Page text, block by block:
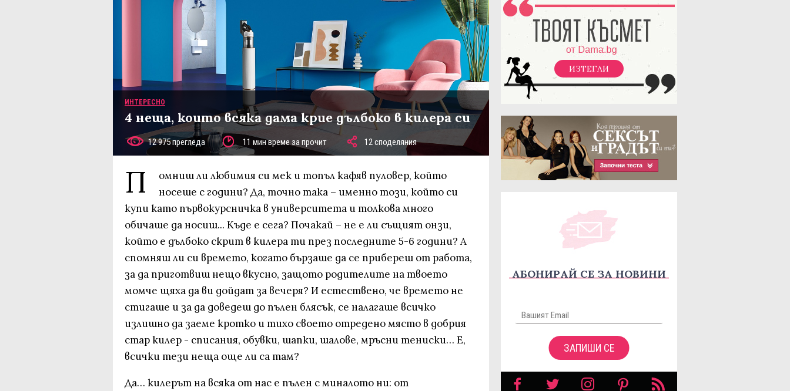
ИНТЕРЕСНО
4 неща, които всяка дама крие дълбоко в килера си
12 975 прегледа 11 мин време за прочит 12 споделяния
П
омниш ли любимия си мек и топъл кафяв пуловер, който
носеше с години? Да, точно така – именно този, който си
купи като първокурсничка в университета и толкова много
обичаше да носиш... Къде е сега? Почакай – не е ли същият онзи,
който е дълбоко скрит в килера ти през последните 5-6 години? А
спомняш ли си времето, когато бързаше да се прибереш от работа,
за да приготвиш нещо вкусно, защото родителите на твоето
момче щяха да ви дойдат за вечеря? И естествено, че времето не
стигаше и за да доведеш до пълен блясък, се налагаше всичко
излишно да заеме кротко и тихо своето отредено място в добрия
стар килер - списания, обувки, шапки, шалове, мръсни тениски… Е,
всички тези неща още ли са там?
Да… килерът на всяка от нас е пълен с миналото ни: от
ИЗТЕГЛИ
АБОНИРАЙ СЕ ЗА НОВИНИ
ЗАПИШИ СЕ